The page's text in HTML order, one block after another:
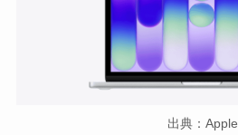
出典：Apple